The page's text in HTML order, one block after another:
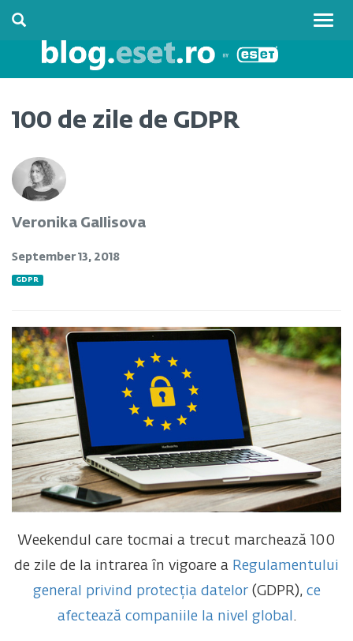
100 de zile de GDPR
Veronika Gallisova
September 13, 2018
GDPR
Weekendul care tocmai a trecut marchează 100
de zile de la intrarea în vigoare a Regulamentului
general privind protecția datelor(GDPR), ce
afectează companiile la nivel global .